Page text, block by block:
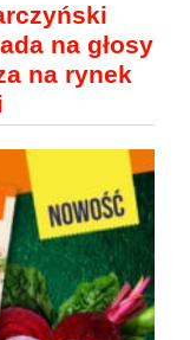
na głosy
na rynek